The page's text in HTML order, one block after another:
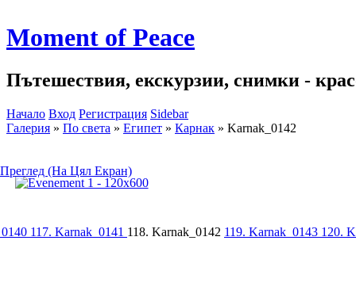
Moment of Peace
Пътешествия, екскурзии, снимки -
Начало Вход Регистрация Sidebar
Галерия » По света » Египет » Карнак » Karnak_0142
Преглед (На Цял Екран)
117. Karnak_0141 118. Karnak_0142 119. Karnak_0143 120.